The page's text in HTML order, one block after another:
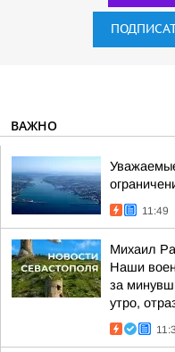
ВАЖНО
11:49
Михаил
Наши
за
утро,